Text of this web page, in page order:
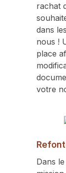
rachat
dans
nous !
place
votre
Dans